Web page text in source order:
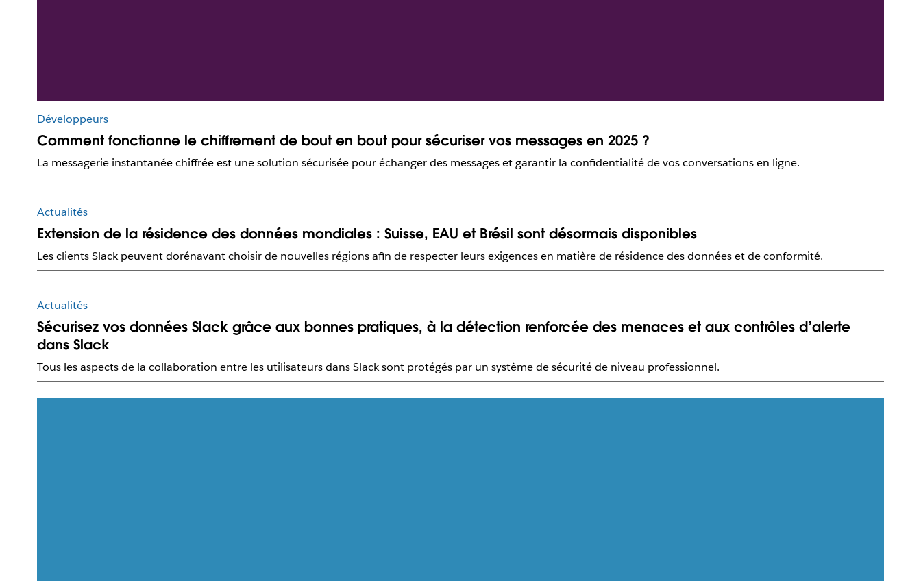
Développeurs
Comment fonctionne le chiffrement de bout en bout pour sécuriser vos messages en 2025 ?
La messagerie instantanée chiffrée est une solution sécurisée pour échanger des messages et garantir la confidentialité de vos conversations en ligne.
Actualités
Extension de la résidence des données mondiales : Suisse, EAU et Brésil sont désormais disponibles
Les clients Slack peuvent dorénavant choisir de nouvelles régions afin de respecter leurs exigences en matière de résidence des données et de conformité.
Actualités
Sécurisez vos données Slack grâce aux bonnes pratiques, à la détection renforcée des menaces et aux contrôles d’alerte
dans Slack
Tous les aspects de la collaboration entre les utilisateurs dans Slack sont protégés par un système de sécurité de niveau professionnel.